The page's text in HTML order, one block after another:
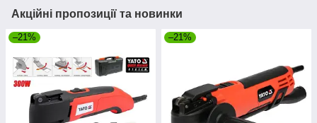
Акційні пропозиції та новинки
–21% –21%